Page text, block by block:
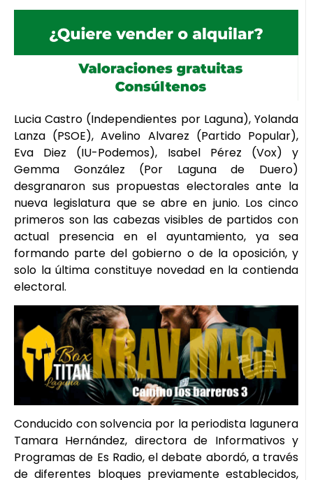
Lucia Castro (Independientes por Laguna), Yolanda
Lanza (PSOE), Avelino Alvarez (Partido Popular),
Eva Diez (IU-Podemos), Isabel Pérez (Vox) y
Gemma González (Por Laguna de Duero)
desgranaron sus propuestas electorales ante la
nueva legislatura que se abre en junio. Los cinco
primeros son las cabezas visibles de partidos con
actual presencia en el ayuntamiento, ya sea
formando parte del gobierno o de la oposición, y
solo la última constituye novedad en la contienda
electoral.
Conducido con solvencia por la periodista lagunera
Tamara Hernández, directora de Informativos y
Programas de Es Radio, el debate abordó, a través
de diferentes bloques previamente establecidos,